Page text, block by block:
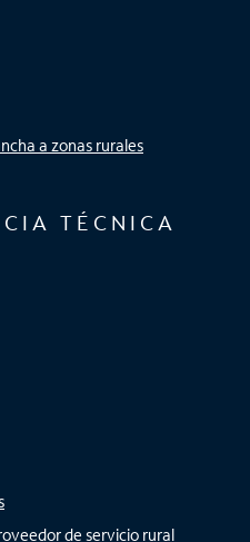
a zonas rurales
TÉCNICA
de servicio rural